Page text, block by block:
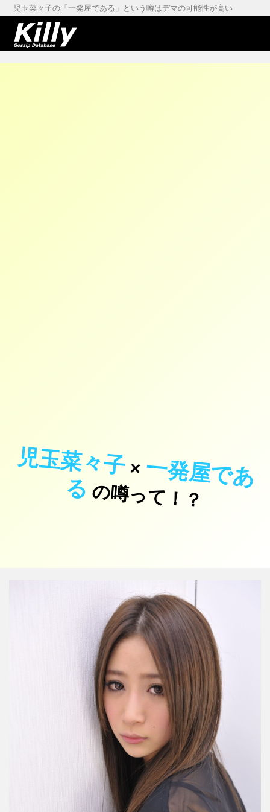
児玉菜々子の「一発屋である」という噂はデマの可能性が高い
児玉菜々子×一
発
屋
で
あ
る の噂って！？